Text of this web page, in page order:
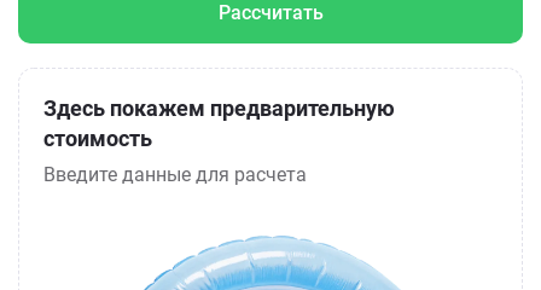
Рассчитать
Здесь покажем предварительную
стоимость
Введите данные для расчета